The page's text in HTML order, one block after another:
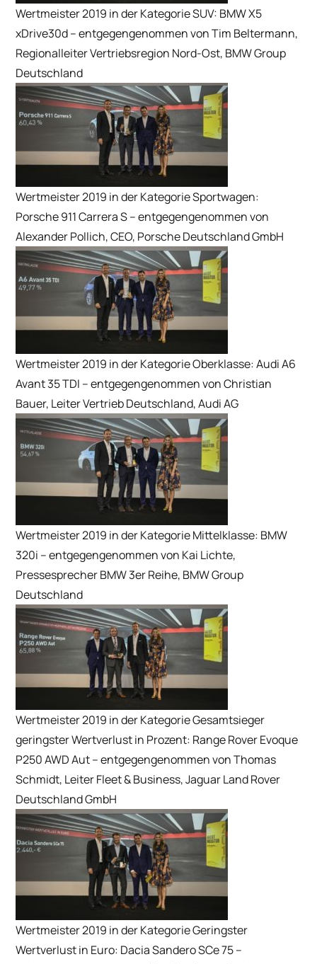
Wertmeister 2019 in der Kategorie SUV: BMW X5
xDrive30d – entgegengenommen von Tim Beltermann,
Regionalleiter Vertriebsregion Nord-Ost, BMW Group
Deutschland
Wertmeister 2019 in der Kategorie Sportwagen:
Porsche 911 Carrera S – entgegengenommen von
Alexander Pollich, CEO, Porsche Deutschland GmbH
Wertmeister 2019 in der Kategorie Oberklasse: Audi A6
Avant 35 TDI – entgegengenommen von Christian
Bauer, Leiter Vertrieb Deutschland, Audi AG
Wertmeister 2019 in der Kategorie Mittelklasse: BMW
320i – entgegengenommen von Kai Lichte,
Pressesprecher BMW 3er Reihe, BMW Group
Deutschland
Wertmeister 2019 in der Kategorie Gesamtsieger
geringster Wertverlust in Prozent: Range Rover Evoque
P250 AWD Aut – entgegengenommen von Thomas
Schmidt, Leiter Fleet & Business, Jaguar Land Rover
Deutschland GmbH
Wertmeister 2019 in der Kategorie Geringster
Wertverlust in Euro: Dacia Sandero SCe 75 –